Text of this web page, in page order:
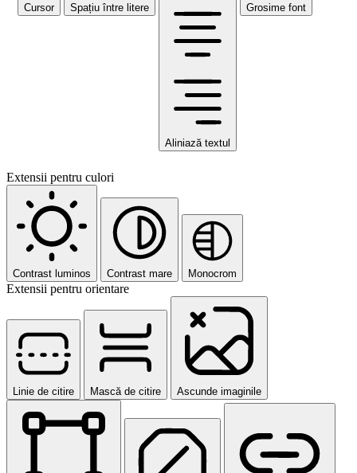
Cursor Spațiu între litere
Aliniază textul
Grosime font
Extensii pentru culori
Contrast luminos Contrast mare Monocrom
Extensii pentru orientare
Linie de citire Mască de citire Ascunde imaginile